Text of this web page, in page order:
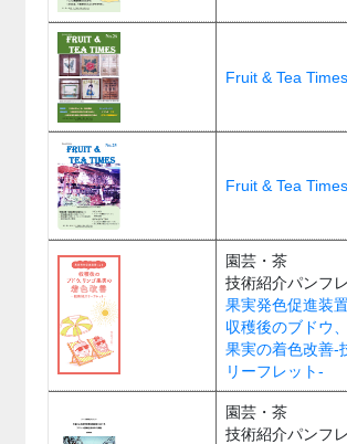
Fruit & Tea
Fruit & Tea
園芸・茶
技術紹介パンフ
果実発色促進装
収穫後のブドウ
果実の着色改善-
リーフレット-
園芸・茶
技術紹介パンフ